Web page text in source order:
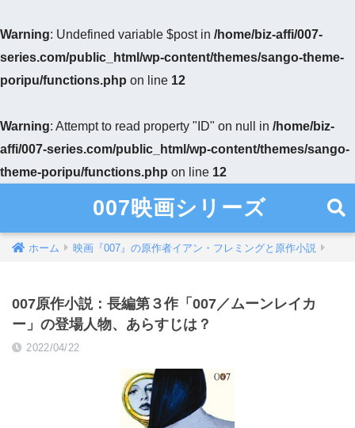
Warning: Undefined variable $post in /home/biz-affi/007-
series.com/public_html/wp-content/themes/sango-theme-
poripu/functions.php on line 12
Warning: Attempt to read property "ID" on null in /home/biz-
affi/007-series.com/public_html/wp-content/themes/sango-
theme-poripu/functions.php on line 12
007映画シリーズ
ホーム 映画『007』の原作者イアン・フレミングと原作小説
007原作小説：長編第３作「007／ムーンレイカ
ー」の登場人物、あらすじは？
2022/04/22